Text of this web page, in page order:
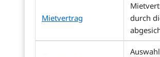
Mietvertrag
durch